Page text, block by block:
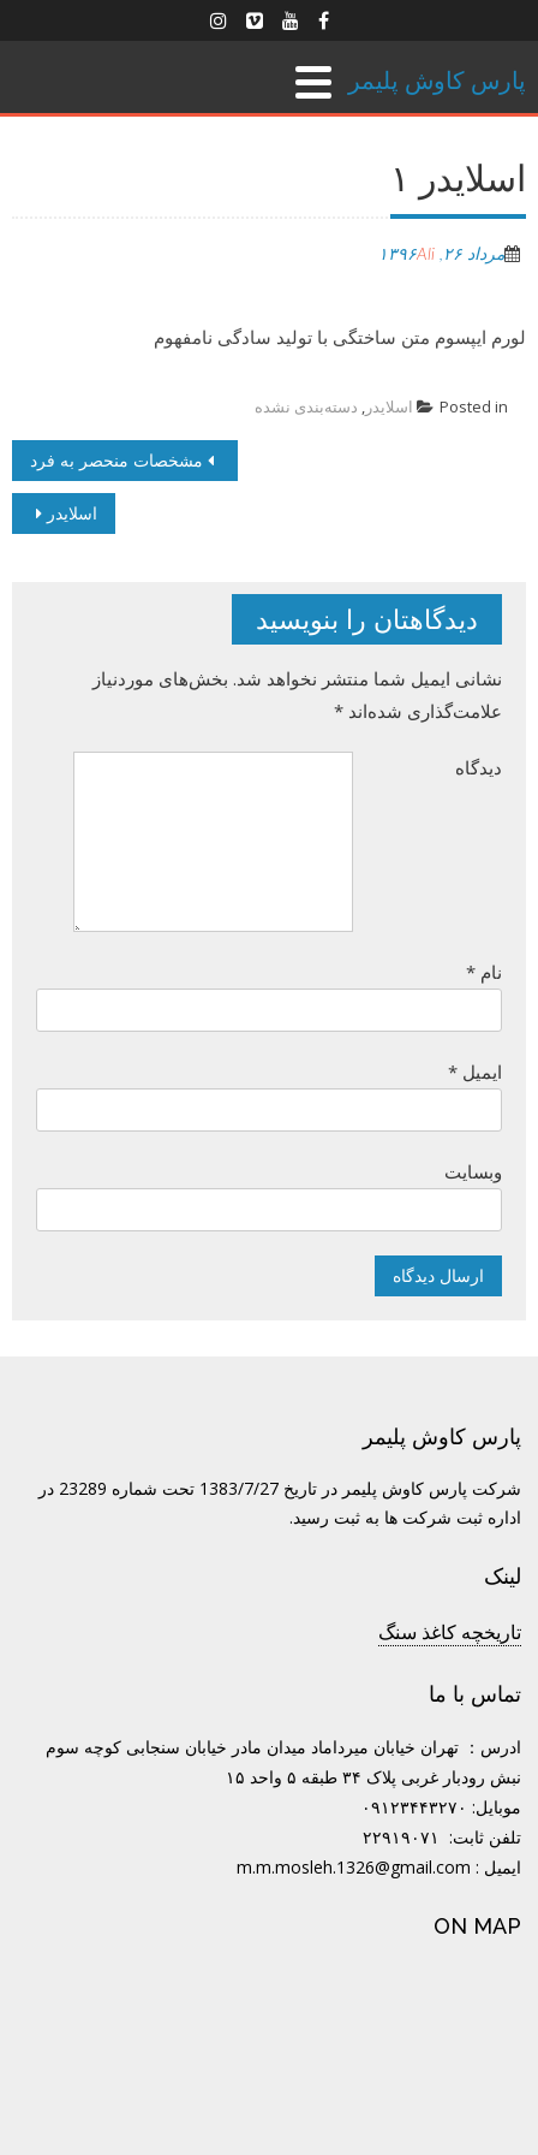
پارس کاوش پلیمر
اسلایدر ۱
مرداد ۲۶, ۱۳۹۶ Ali
لورم ایپسوم متن ساختگی با تولید سادگی نامفهوم
Posted in اسلایدر , دسته‌بندی نشده
مشخصات منحصر به فرد
اسلایدر
دیدگاهتان را بنویسید
نشانی ایمیل شما منتشر نخواهد شد. بخش‌های موردنیاز
علامت‌گذاری شده‌اند *
دیدگاه
نام *
ایمیل *
وبسایت
پارس کاوش پلیمر
شرکت پارس کاوش پلیمر در تاریخ 1383/7/27 تحت شماره 23289 در
اداره ثبت شرکت ها به ثبت رسید.
لینک
تاریخچه کاغذ سنگ
تماس با ما
ادرس： تهران خیابان میرداماد میدان مادر خیابان سنجابی کوچه سوم
نبش رودبار غربی پلاک ۳۴ طبقه ۵ واحد ۱۵
موبایل: ۰۹۱۲۳۴۴۳۲۷۰
تلفن ثابت: ۲۲۹۱۹۰۷۱
ایمیل : m.m.mosleh.1326@gmail.com
ON MAP